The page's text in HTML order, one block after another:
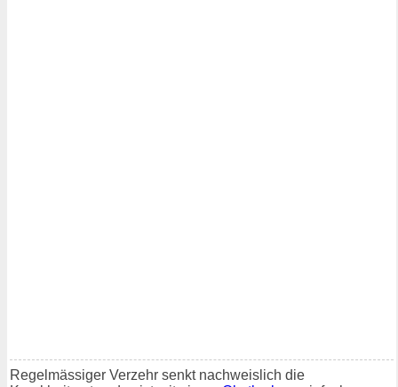
Regelmässiger Verzehr senkt nachweislich die